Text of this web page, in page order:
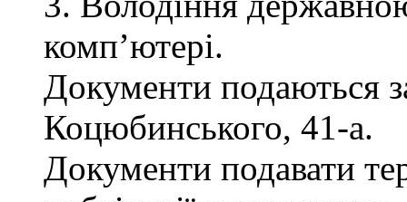
комп’ютері.
Документи подаються
Коцюбинського, 41-а.
Документи подавати